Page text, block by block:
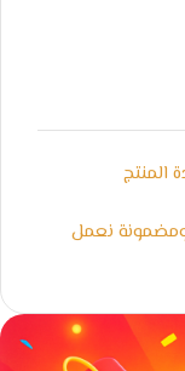
المنتج
ومضمونة نعمل